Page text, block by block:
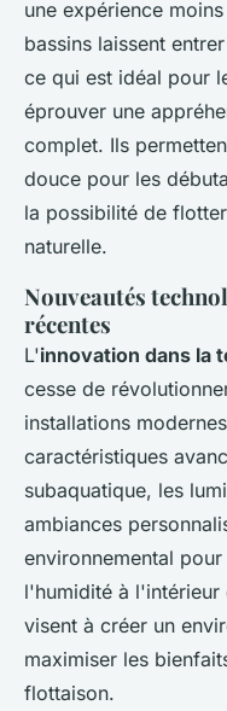
une expérience
bassins laissent
ce qui est idéal pour
éprouver une
complet. Ils
douce pour les
la possibilité de
naturelle.
Nouveautés
récentes
L'innovation dans la
cesse de
installations
caractéristiques
subaquatique, les
ambiances
environnemental
l'humidité à l'intérieur
visent à créer un
maximiser les
flottaison.